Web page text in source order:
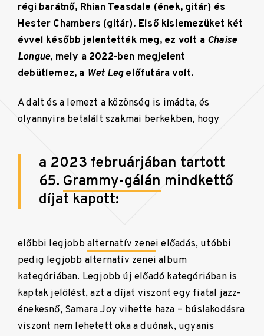
régi barátnő, Rhian Teasdale (ének, gitár) és
Hester Chambers (gitár). Első kislemezüket két
évvel később jelentették meg, ez volt a Chaise
Longue, mely a 2022-ben megjelent
debütlemez, a Wet Legelőfutára volt.
A dalt és a lemezt a közönség is imádta, és
olyannyira betalált szakmai berkekben, hogy
a 2023 februárjában tartott
65. Grammy-gálán mindkettő
díjat kapott:
előbbi legjobbalternatív zenei előadás, utóbbi
pedig legjobb alternatív zenei album
kategóriában. Legjobb új előadó kategóriában is
kaptak jelölést, azt a díjat viszont egy fiatal jazz-
énekesnő, Samara Joy vihette haza – búslakodásra
viszont nem lehetett oka a duónak, ugyanis